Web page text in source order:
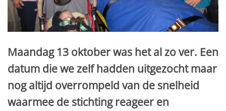
Maandag 13 oktober was het al zo ver. Een
datum die we zelf hadden uitgezocht maar
nog altijd overrompeld van de snelheid
waarmee de stichting reageer en